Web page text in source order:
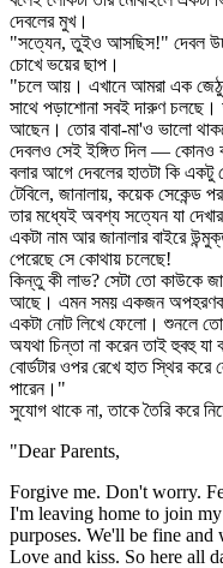
দেবলের মুখ।
"সত্যেন, তুইও আসছিস!" দেবল
চোখে ভয়ের ছাপ।
"চলে আয়। এখানে আমরা এক জেঠুর
সাথে পড়াশোনা সবই দারুণ চলছে।
আছেন। তোর বাবা-মা'ও ভালো
দেবলও সেই ইঙ্গিত দিল — কোনও
বলার আগে দেবলের হাতটা কি একটু
টেবিলে, জানালায়, কয়েক সেকেন্ড
তার মধ্যেই অবশ্য সত্যেন যা
একটা নাম আর জানালার বাইরে
পেরেছে সে কোথায় চলেছে!
কিন্তু কী লাভ? সেটা তো কাউকে
আছে। এমন সময় একজন
একটা নোট লিখে ফেলো। শুনলে
অযথা চিন্তা না করেন তাই হুবহু
বোর্ডটার ওপর রেখে হাত স্থির করে
পারেন।"
সুযোগ থাকে না, তাকে তৈরি করে
"Dear Parents,
Forgive me. Don't worry.
I'm leaving home to join
purposes. We'll be fine
Love and kiss. So here all